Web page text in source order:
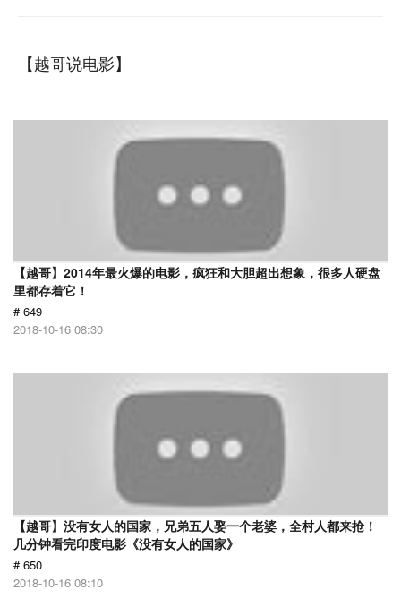
【越哥说电影】
【越哥】2014年最火爆的电影，疯狂和大胆超出想象，很多人硬盘
里都存着它！
# 649
2018-10-16 08:30
【越哥】没有女人的国家，兄弟五人娶一个老婆，全村人都来抢！
几分钟看完印度电影《没有女人的国家》
# 650
2018-10-16 08:10